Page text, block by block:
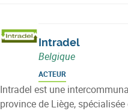
Intradel
Belgique
ACTEUR
Intradel est une
province de Liège,